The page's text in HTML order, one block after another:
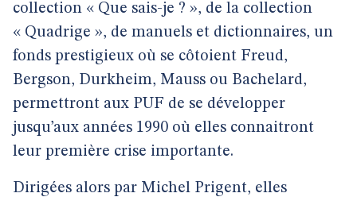
collection « Que sais-je ? », de la collection
« Quadrige », de manuels et dictionnaires, un
fonds prestigieux où se côtoient Freud,
Bergson, Durkheim, Mauss ou Bachelard,
permettront aux PUF de se développer
jusqu’aux années 1990 où elles connaitront
leur première crise importante.
Dirigées alors par Michel Prigent, elles